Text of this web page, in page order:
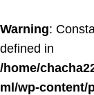
Warning:
defined in
/home/
ml/wp-content/